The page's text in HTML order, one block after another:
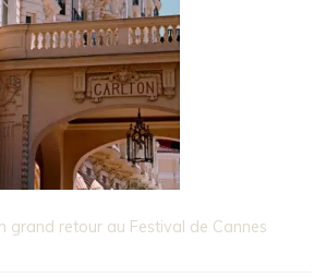
grand retour au Festival de Cannes